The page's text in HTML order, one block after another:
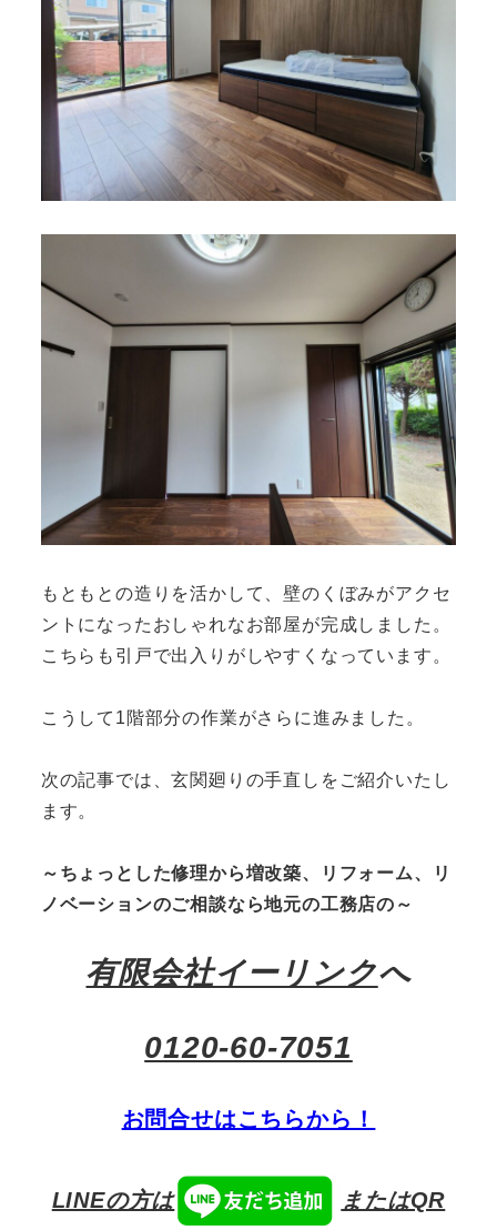
もともとの造りを活かして、壁のくぼみがアクセ
ントになったおしゃれなお部屋が完成しました。
こちらも引戸で出入りがしやすくなっています。
こうして1階部分の作業がさらに進みました。
次の記事では、玄関廻りの手直しをご紹介いたし
ます。
～ちょっとした修理から増改築、リフォーム、リ
ノベーションのご相談なら地元の工務店の～
有限会社イーリンクへ
0120-60-7051
お問合せはこちらから！
LINEの方は またはQR